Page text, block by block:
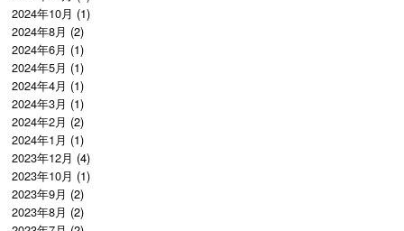
2024年10月 (1)
2024年8月 (2)
2024年6月 (1)
2024年5月 (1)
2024年4月 (1)
2024年3月 (1)
2024年2月 (2)
2024年1月 (1)
2023年12月 (4)
2023年10月 (1)
2023年9月 (2)
2023年8月 (2)